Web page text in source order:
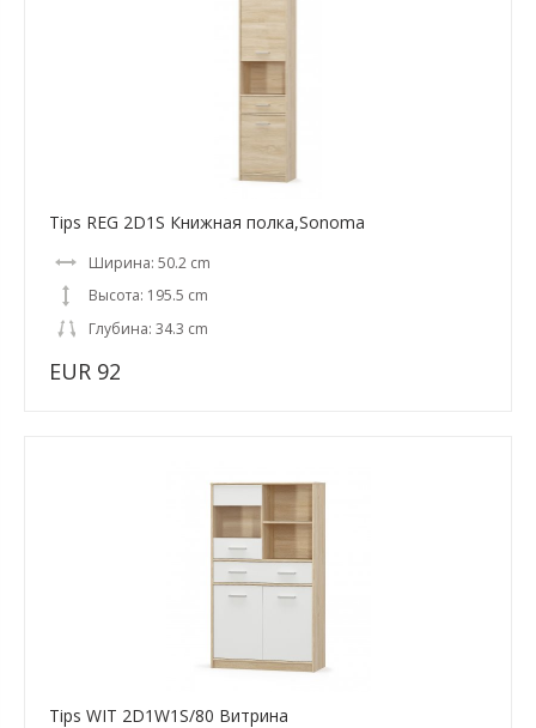
Tips REG 2D1S Книжная полка,Sonoma
Ширина: 50.2 cm
Высота: 195.5 cm
Глубина: 34.3 cm
EUR 92
Tips WIT 2D1W1S/80 Витрина